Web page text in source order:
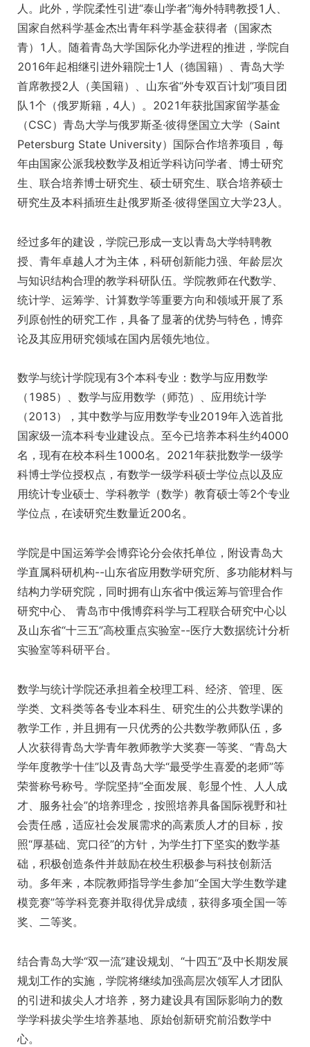
人。此外，学院柔性引进“泰山学者”海外特聘教授1人、
国家自然科学基金杰出青年科学基金获得者（国家杰
青）1人。随着青岛大学国际化办学进程的推进，学院自
2016年起相继引进外籍院士1人（德国籍）、青岛大学
首席教授2人（美国籍）、山东省“外专双百计划”项目团
队1个（俄罗斯籍，4人）。2021年获批国家留学基金
（CSC）青岛大学与俄罗斯圣·彼得堡国立大学（Saint
Petersburg State University）国际合作培养项目，每
年由国家公派我校数学及相近学科访问学者、博士研究
生、联合培养博士研究生、硕士研究生、联合培养硕士
研究生及本科插班生赴俄罗斯圣·彼得堡国立大学23人。
经过多年的建设，学院已形成一支以青岛大学特聘教
授、青年卓越人才为主体，科研创新能力强、年龄层次
与知识结构合理的教学科研队伍。学院教师在代数学、
统计学、运筹学、计算数学等重要方向和领域开展了系
列原创性的研究工作，具备了显著的优势与特色，博弈
论及其应用研究领域在国内居领先地位。
数学与统计学院现有3个本科专业：数学与应用数学
（1985）、数学与应用数学（师范）、应用统计学
（2013），其中数学与应用数学专业2019年入选首批
国家级一流本科专业建设点。至今已培养本科生约4000
名，现有在校本科生1000名。2021年获批数学一级学
科博士学位授权点，有数学一级学科硕士学位点以及应
用统计专业硕士、学科教学（数学）教育硕士等2个专业
学位点，在读研究生数量近200名。
学院是中国运筹学会博弈论分会依托单位，附设青岛大
学直属科研机构--山东省应用数学研究所、多功能材料与
结构力学研究院，同时拥有山东省中俄运筹与管理合作
研究中心、 青岛市中俄博弈科学与工程联合研究中心以
及山东省“十三五”高校重点实验室--医疗大数据统计分析
实验室等科研平台。
数学与统计学院还承担着全校理工科、经济、管理、医
学类、文科类等各专业本科生、研究生的公共数学课的
教学工作，并且拥有一只优秀的公共数学教师队伍，多
人次获得青岛大学青年教师教学大奖赛一等奖、“青岛大
学年度教学十佳”以及青岛大学“最受学生喜爱的老师”等
荣誉称号称号。学院坚持“全面发展、彰显个性、人人成
才、服务社会”的培养理念，按照培养具备国际视野和社
会责任感，适应社会发展需求的高素质人才的目标，按
照“厚基础、宽口径”的方针，为学生打下坚实的数学基
础，积极创造条件并鼓励在校生积极参与科技创新活
动。多年来，本院教师指导学生参加“全国大学生数学建
模竞赛”等学科竞赛并取得优异成绩，获得多项全国一等
奖、二等奖。
结合青岛大学“双一流”建设规划、“十四五”及中长期发展
规划工作的实施，学院将继续加强高层次领军人才团队
的引进和拔尖人才培养，努力建设具有国际影响力的数
学学科拔尖学生培养基地、原始创新研究前沿数学中
心。